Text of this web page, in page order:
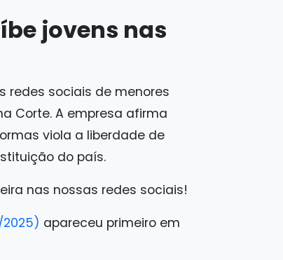
jovens nas
redes sociais de menores
Corte. A empresa afirma
viola a liberdade de
do país.
nas nossas redes sociais!
2025) apareceu primeiro em